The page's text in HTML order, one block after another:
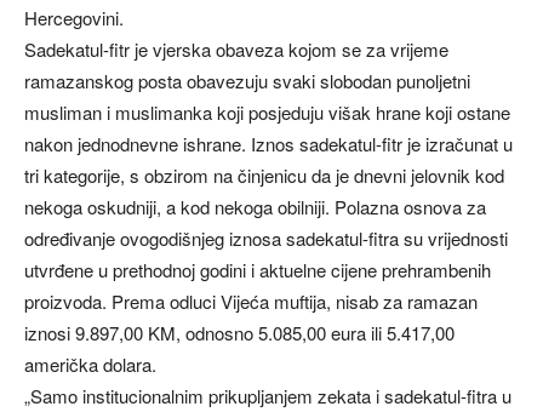
Hercegovini.
Sadekatul-fitr je vjerska obaveza kojom se za vrijeme
ramazanskog posta obavezuju svaki slobodan punoljetni
musliman i muslimanka koji posjeduju višak hrane koji ostane
nakon jednodnevne ishrane. Iznos sadekatul-fitr je izračunat u
tri kategorije, s obzirom na činjenicu da je dnevni jelovnik kod
nekoga oskudniji, a kod nekoga obilniji. Polazna osnova za
određivanje ovogodišnjeg iznosa sadekatul-fitra su vrijednosti
utvrđene u prethodnoj godini i aktuelne cijene prehrambenih
proizvoda. Prema odluci Vijeća muftija, nisab za ramazan
iznosi 9.897,00 KM, odnosno 5.085,00 eura ili 5.417,00
američka dolara.
„Samo institucionalnim prikupljanjem zekata i sadekatul-fitra u